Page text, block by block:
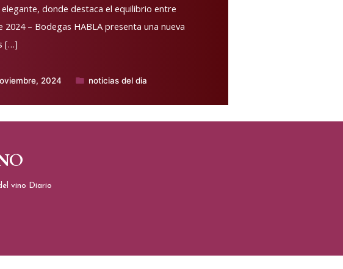
donde destaca el equilibrio entre
– Bodegas HABLA presenta una nueva
[…]
2024
Publicado
noticias del dia
vino Diario